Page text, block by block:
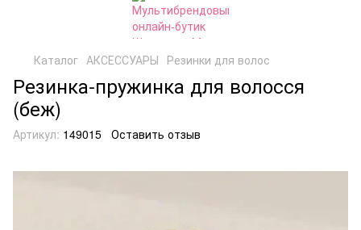
Каталог АКСЕССУАРЫ Резинки для волос
Резинка-пружинка для волосся
(беж)
Артикул: 149015 Оставить отзыв